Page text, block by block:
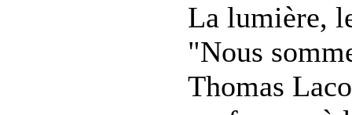
La lumière,
"Nous
Thomas